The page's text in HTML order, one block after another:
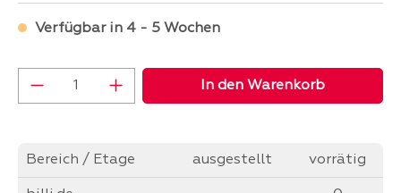
Verfügbar in 4 - 5 Wochen
Produkt Anzahl: Gib den gewünschten
In den Warenkorb
Bereich / Etage ausgestellt vorrätig